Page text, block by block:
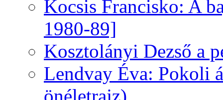
Kocsis Francisko: A
1980-89]
Kosztolányi Dezső a
Lendvay Éva: Pokoli
önéletrajz)